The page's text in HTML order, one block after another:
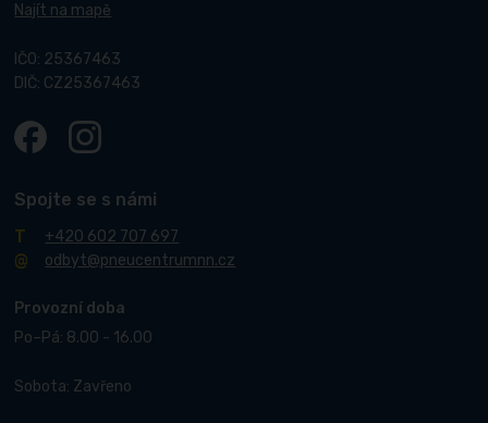
Najít na mapě
IČO: 25367463
DIČ: CZ25367463
Spojte se s námi
+420 602 707 697
odbyt@pneucentrumnn.cz
Provozní doba
Po–Pá: 8.00 - 16.00
Sobota: Zavřeno